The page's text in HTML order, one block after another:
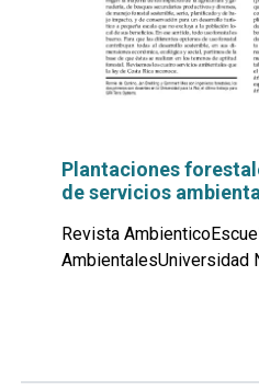
Plantaciones
de servicios
Revista
AmbientalesUniversidad